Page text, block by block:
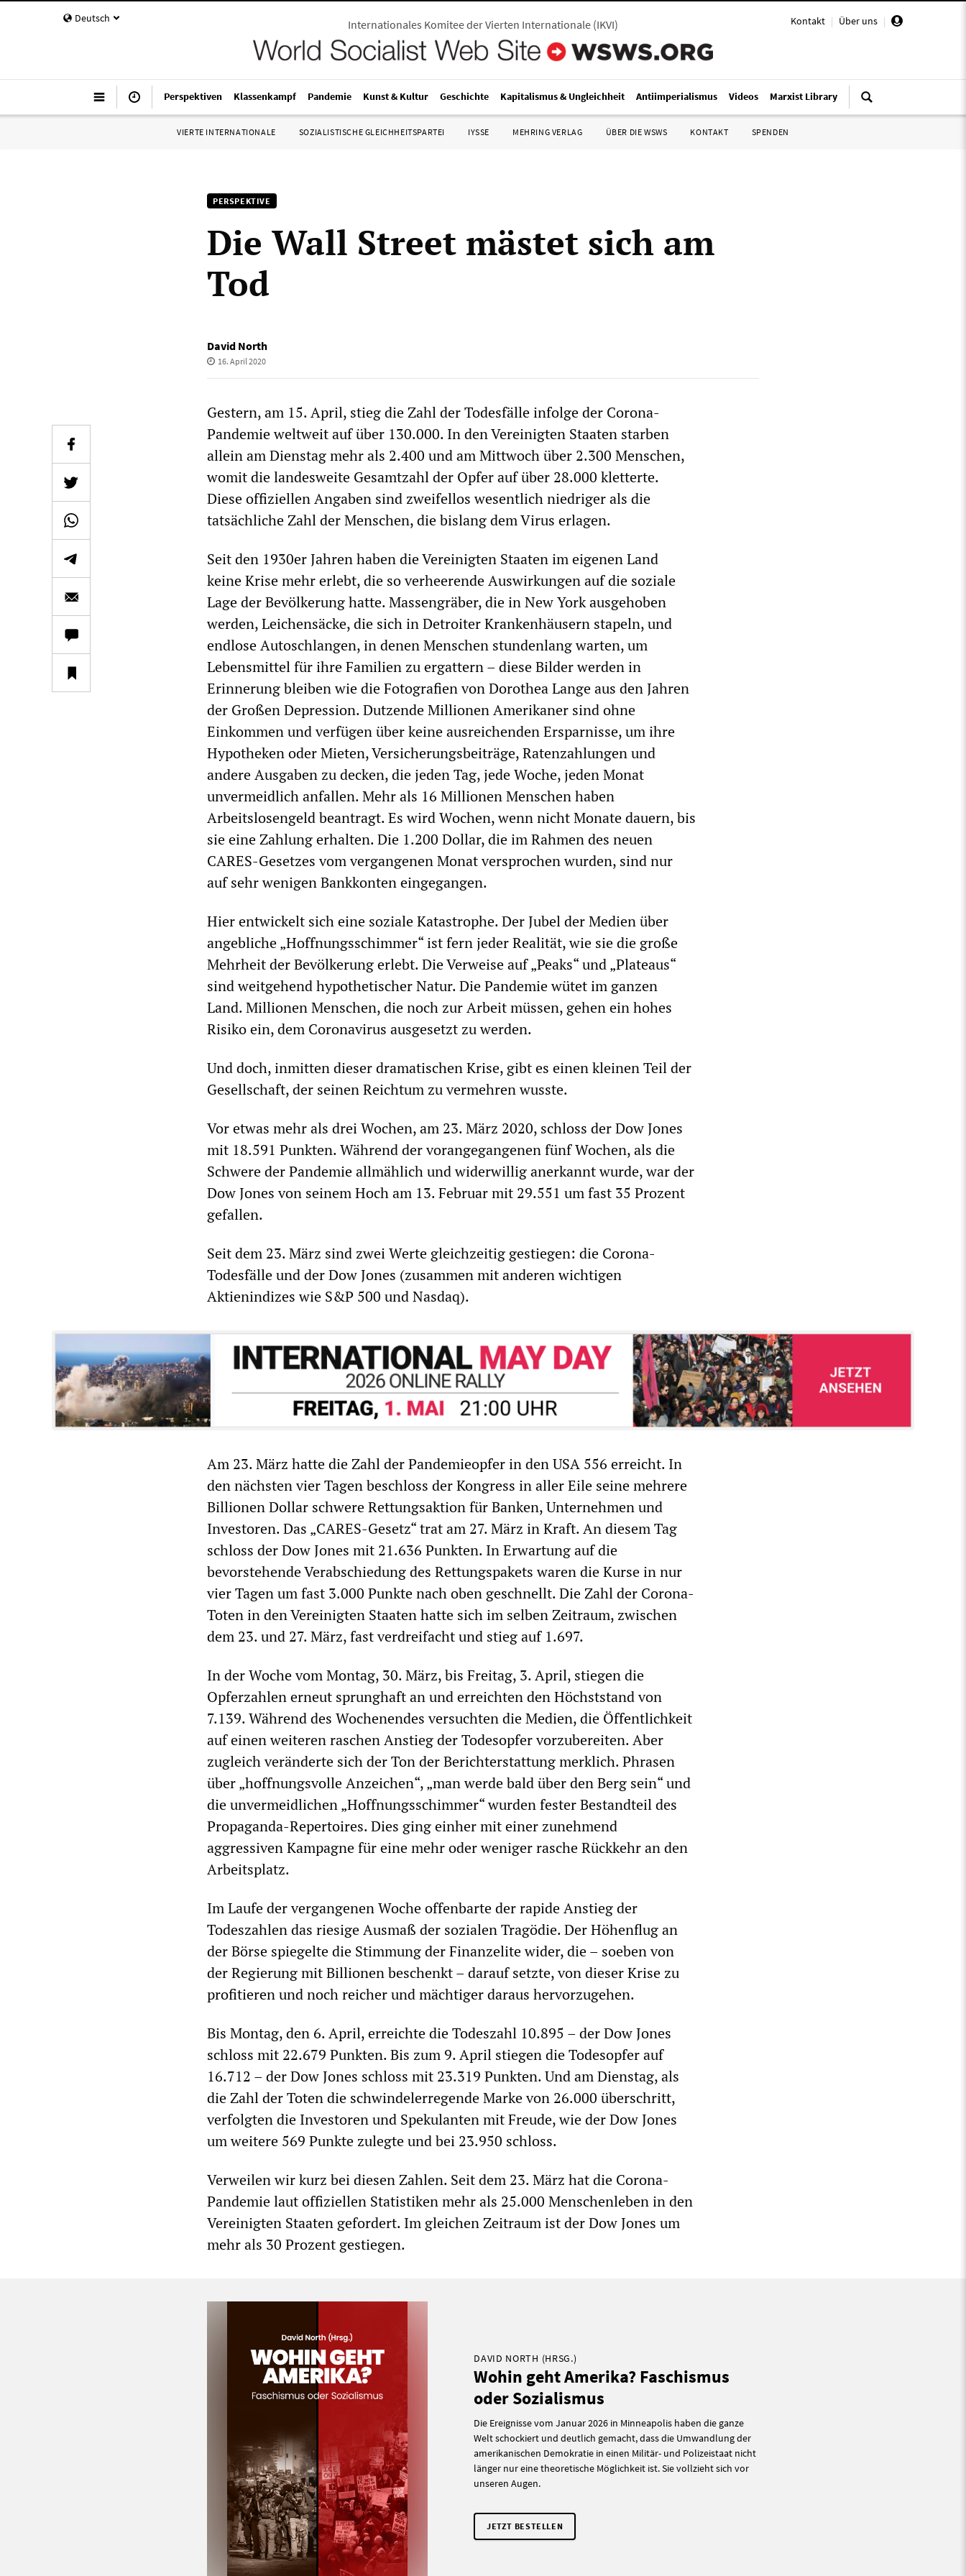
Deutsch Kontakt | Über uns |
Internationales Komitee der Vierten Internationale (IKVI)
Perspektiven Klassenkampf Pandemie Kunst & Kultur Geschichte Kapitalismus & Ungleichheit Antiimperialismus Videos Marxist Library
VIERTE INTERNATIONALE SOZIALISTISCHE GLEICHHEITSPARTEI IYSSE MEHRING VERLAG ÜBER DIE WSWS KONTAKT SPENDEN
PERSPEKTIVE
Die Wall Street mästet sich am
Tod
David North
16. April 2020
Gestern, am 15. April, stieg die Zahl der Todesfälle infolge der Corona-
Pandemie weltweit auf über 130.000. In den Vereinigten Staaten starben
allein am Dienstag mehr als 2.400 und am Mittwoch über 2.300 Menschen,
womit die landesweite Gesamtzahl der Opfer auf über 28.000 kletterte.
Diese offiziellen Angaben sind zweifellos wesentlich niedriger als die
tatsächliche Zahl der Menschen, die bislang dem Virus erlagen.
Seit den 1930er Jahren haben die Vereinigten Staaten im eigenen Land
keine Krise mehr erlebt, die so verheerende Auswirkungen auf die soziale
Lage der Bevölkerung hatte. Massengräber, die in New York ausgehoben
werden, Leichensäcke, die sich in Detroiter Krankenhäusern stapeln, und
endlose Autoschlangen, in denen Menschen stundenlang warten, um
Lebensmittel für ihre Familien zu ergattern – diese Bilder werden in
Erinnerung bleiben wie die Fotografien von Dorothea Lange aus den Jahren
der Großen Depression. Dutzende Millionen Amerikaner sind ohne
Einkommen und verfügen über keine ausreichenden Ersparnisse, um ihre
Hypotheken oder Mieten, Versicherungsbeiträge, Ratenzahlungen und
andere Ausgaben zu decken, die jeden Tag, jede Woche, jeden Monat
unvermeidlich anfallen. Mehr als 16 Millionen Menschen haben
Arbeitslosengeld beantragt. Es wird Wochen, wenn nicht Monate dauern, bis
sie eine Zahlung erhalten. Die 1.200 Dollar, die im Rahmen des neuen
CARES-Gesetzes vom vergangenen Monat versprochen wurden, sind nur
auf sehr wenigen Bankkonten eingegangen.
Hier entwickelt sich eine soziale Katastrophe. Der Jubel der Medien über
angebliche „Hoffnungsschimmer“ ist fern jeder Realität, wie sie die große
Mehrheit der Bevölkerung erlebt. Die Verweise auf „Peaks“ und „Plateaus“
sind weitgehend hypothetischer Natur. Die Pandemie wütet im ganzen
Land. Millionen Menschen, die noch zur Arbeit müssen, gehen ein hohes
Risiko ein, dem Coronavirus ausgesetzt zu werden.
Und doch, inmitten dieser dramatischen Krise, gibt es einen kleinen Teil der
Gesellschaft, der seinen Reichtum zu vermehren wusste.
Vor etwas mehr als drei Wochen, am 23. März 2020, schloss der Dow Jones
mit 18.591 Punkten. Während der vorangegangenen fünf Wochen, als die
Schwere der Pandemie allmählich und widerwillig anerkannt wurde, war der
Dow Jones von seinem Hoch am 13. Februar mit 29.551 um fast 35 Prozent
gefallen.
Seit dem 23. März sind zwei Werte gleichzeitig gestiegen: die Corona-
Todesfälle und der Dow Jones (zusammen mit anderen wichtigen
Aktienindizes wie S&P 500 und Nasdaq).
Am 23. März hatte die Zahl der Pandemieopfer in den USA 556 erreicht. In
den nächsten vier Tagen beschloss der Kongress in aller Eile seine mehrere
Billionen Dollar schwere Rettungsaktion für Banken, Unternehmen und
Investoren. Das „CARES-Gesetz“ trat am 27. März in Kraft. An diesem Tag
schloss der Dow Jones mit 21.636 Punkten. In Erwartung auf die
bevorstehende Verabschiedung des Rettungspakets waren die Kurse in nur
vier Tagen um fast 3.000 Punkte nach oben geschnellt. Die Zahl der Corona-
Toten in den Vereinigten Staaten hatte sich im selben Zeitraum, zwischen
dem 23. und 27. März, fast verdreifacht und stieg auf 1.697.
In der Woche vom Montag, 30. März, bis Freitag, 3. April, stiegen die
Opferzahlen erneut sprunghaft an und erreichten den Höchststand von
7.139. Während des Wochenendes versuchten die Medien, die Öffentlichkeit
auf einen weiteren raschen Anstieg der Todesopfer vorzubereiten. Aber
zugleich veränderte sich der Ton der Berichterstattung merklich. Phrasen
über „hoffnungsvolle Anzeichen“, „man werde bald über den Berg sein“ und
die unvermeidlichen „Hoffnungsschimmer“ wurden fester Bestandteil des
Propaganda-Repertoires. Dies ging einher mit einer zunehmend
aggressiven Kampagne für eine mehr oder weniger rasche Rückkehr an den
Arbeitsplatz.
Im Laufe der vergangenen Woche offenbarte der rapide Anstieg der
Todeszahlen das riesige Ausmaß der sozialen Tragödie. Der Höhenflug an
der Börse spiegelte die Stimmung der Finanzelite wider, die – soeben von
der Regierung mit Billionen beschenkt – darauf setzte, von dieser Krise zu
profitieren und noch reicher und mächtiger daraus hervorzugehen.
Bis Montag, den 6. April, erreichte die Todeszahl 10.895 – der Dow Jones
schloss mit 22.679 Punkten. Bis zum 9. April stiegen die Todesopfer auf
16.712 – der Dow Jones schloss mit 23.319 Punkten. Und am Dienstag, als
die Zahl der Toten die schwindelerregende Marke von 26.000 überschritt,
verfolgten die Investoren und Spekulanten mit Freude, wie der Dow Jones
um weitere 569 Punkte zulegte und bei 23.950 schloss.
Verweilen wir kurz bei diesen Zahlen. Seit dem 23. März hat die Corona-
Pandemie laut offiziellen Statistiken mehr als 25.000 Menschenleben in den
Vereinigten Staaten gefordert. Im gleichen Zeitraum ist der Dow Jones um
mehr als 30 Prozent gestiegen.
DAVID NORTH (HRSG.)
Wohin geht Amerika? Faschismus
oder Sozialismus
Die Ereignisse vom Januar 2026 in Minneapolis haben die ganze
Welt schockiert und deutlich gemacht, dass die Umwandlung der
amerikanischen Demokratie in einen Militär- und Polizeistaat nicht
länger nur eine theoretische Möglichkeit ist. Sie vollzieht sich vor
unseren Augen.
JETZT BESTELLEN